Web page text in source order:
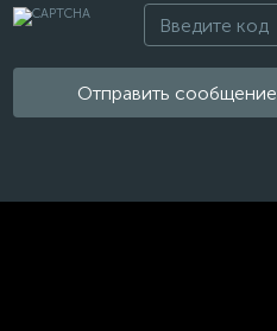
Отправить сообщение